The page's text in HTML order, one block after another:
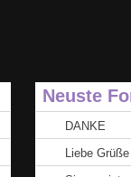
Neuste
DANKE
Liebe Grüße